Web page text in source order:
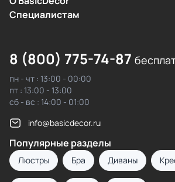
Cпециалистам
8 (800) 775-74-87
пн - чт : 13:00 - 00:00
пт : 13:00 - 13:00
сб - вс : 14:00 - 01:00
info@basicdecor.ru
Популярные разделы
Люстры Бра Диваны